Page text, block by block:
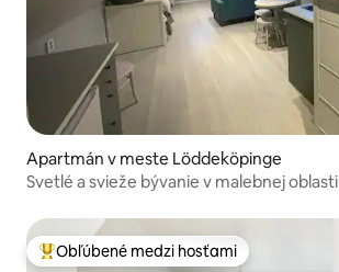
Apartmán v meste Löddeköpinge
Svetlé a svieže bývanie v malebnej oblasti
Najobľúbenejšie medzi hosťami
Obľúbené medzi hosťami